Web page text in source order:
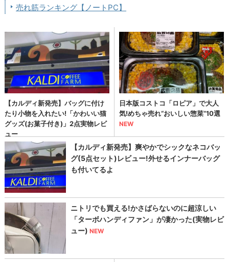
売れ筋ランキング【ノートPC】